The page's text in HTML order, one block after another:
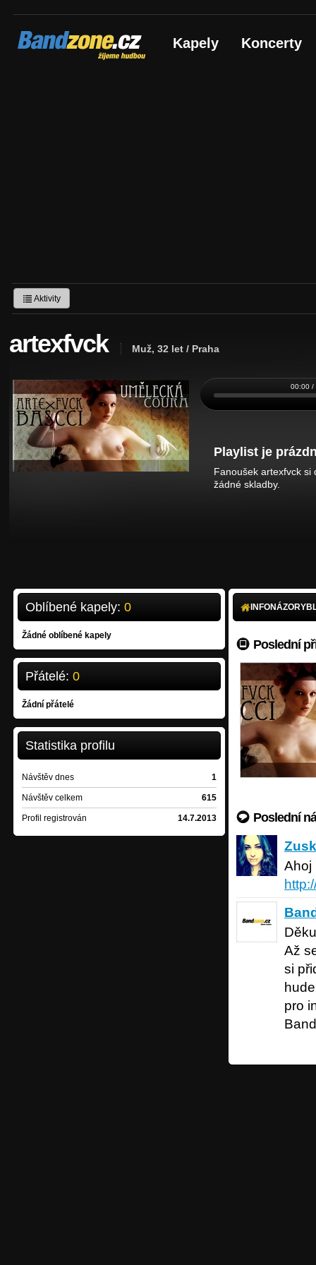
Bandzone.cz
žijeme hudbou Kapely Koncerty
Aktivity
artexfvck Muž, 32 let / Praha
00:00 /
Playlist je
Fanoušek artexfvck
žádné skladby.
Oblíbené kapely: 0
Žádné oblíbené kapely
Přátelé: 0
Žádní přátelé
Statistika profilu
Návštěv dnes 1
Návštěv celkem 615
Profil registrován 14.7.2013
INFONÁZORY
Poslední
Poslední
Zuska
Ahoj
Až
si
pro